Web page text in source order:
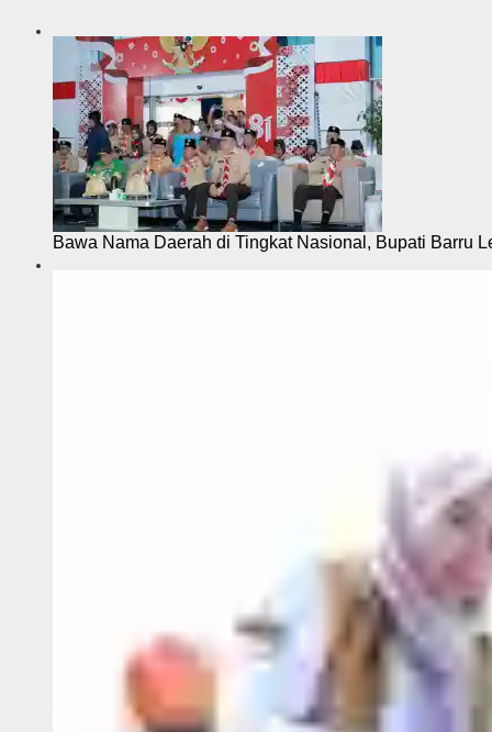
Bawa Nama Daerah di Tingkat Nasional, Bupati Barru